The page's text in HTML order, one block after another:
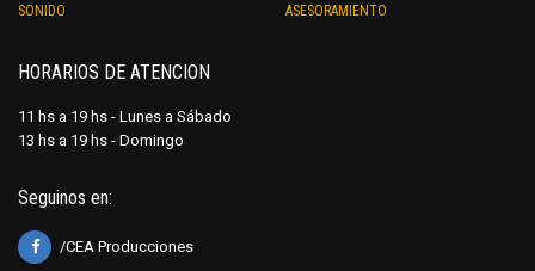
SONIDO
ASESORAMIENTO
HORARIOS DE ATENCION
11 hs a 19 hs - Lunes a Sábado
13 hs a 19 hs - Domingo
Seguinos en:
/CEA Producciones